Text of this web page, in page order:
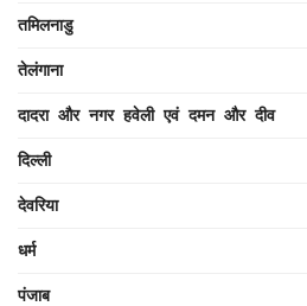
तमिलनाडु
तेलंगाना
दादरा और नगर हवेली एवं दमन और दीव
दिल्ली
देवरिया
धर्म
पंजाब